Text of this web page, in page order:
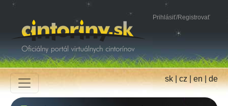
Prihlásiť/Registrovať
sk|cz|en|de